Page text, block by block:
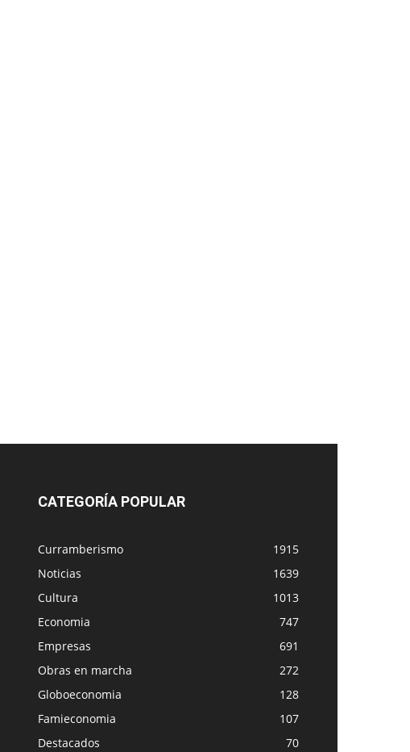
CATEGORÍA POPULAR
Curramberismo
1915
Noticias
1639
Cultura
1013
Economia
747
Empresas
691
Obras en marcha
272
Globoeconomia
128
Famieconomia
107
Destacados
70